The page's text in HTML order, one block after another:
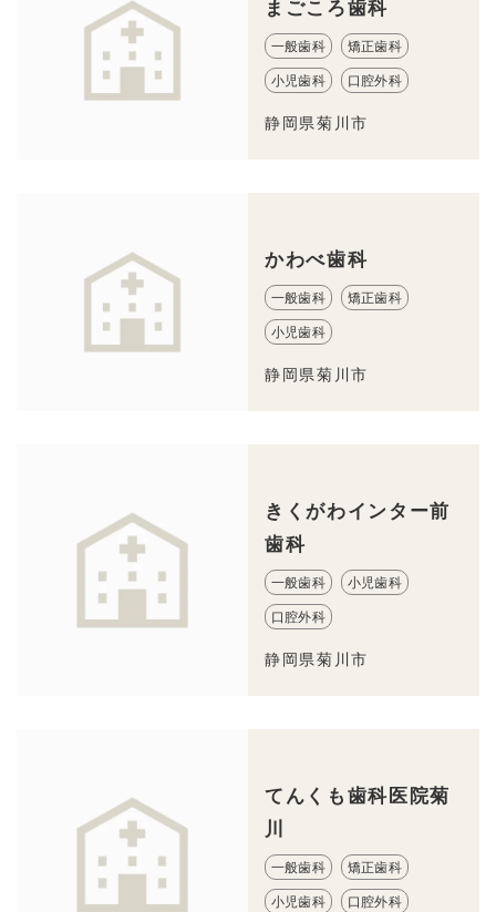
まごころ歯科
一般歯科 矯正歯科
小児歯科 口腔外科
静岡県菊川市
かわべ歯科
一般歯科 矯正歯科
小児歯科
静岡県菊川市
きくがわインター前
歯科
一般歯科 小児歯科
口腔外科
静岡県菊川市
てんくも歯科医院菊
川
一般歯科 矯正歯科
小児歯科 口腔外科